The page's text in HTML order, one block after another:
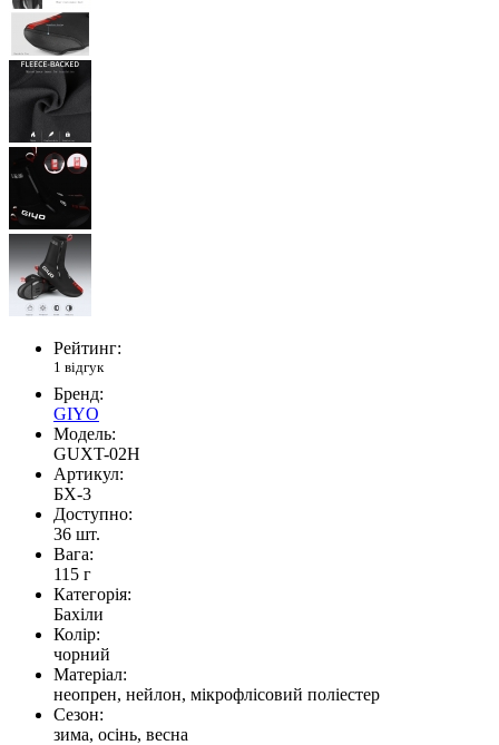
Рейтинг:
1 відгук
Бренд:
GIYO
Модель:
GUXT-02H
Артикул:
БХ-3
Доступно:
36 шт.
Вага:
115 г
Категорія:
Бахіли
Колір:
чорний
Матеріал:
неопрен, нейлон, мікрофлісовий поліестер
Сезон:
зима, осінь, весна